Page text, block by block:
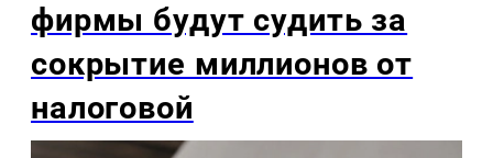
фирмы будут судить за
сокрытие миллионов от
налоговой